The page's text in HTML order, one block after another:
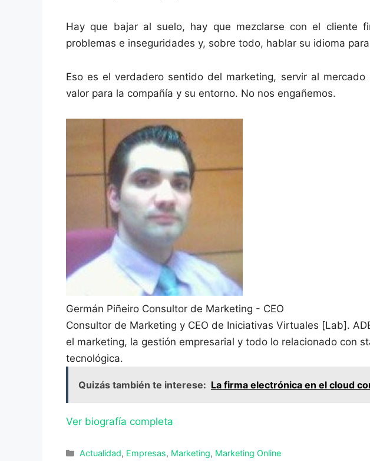
Hay que bajar al suelo, hay que mezclarse con el cliente
problemas e inseguridades y, sobre todo, hablar su idioma
Eso es el verdadero sentido del marketing, servir al
valor para la compañía y su entorno. No nos engañemos.
Germán Piñeiro Consultor de Marketing - CEO
Consultor de Marketing y CEO de Iniciativas Virtuales [Lab].
el marketing, la gestión empresarial y todo lo relacionado con
tecnológica.
Quizás también te interese: La firma electrónica en el cloud
Ver biografía completa
Categorías
Actualidad, Empresas, Marketing, Marketing Online